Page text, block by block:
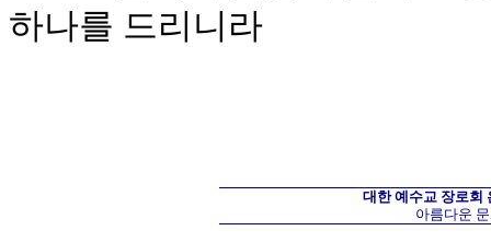
하나를 드리니라
대한 예수교 장로회
아름다운